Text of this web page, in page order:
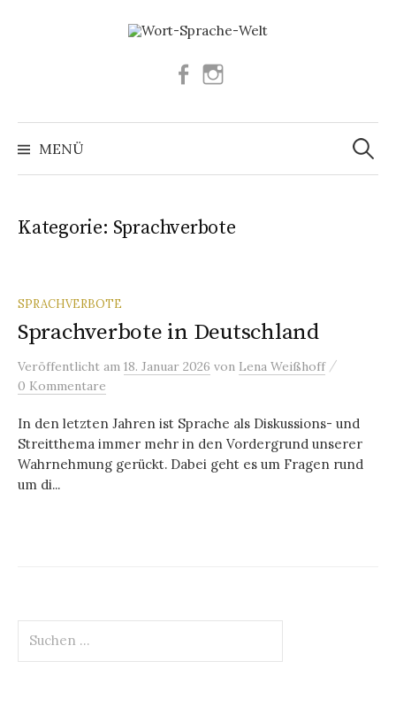
Facebook
MENÜ
Suchen
nach:
Kategorie: Sprachverbote
SPRACHVERBOTE
Sprachverbote in Deutschland
Veröffentlicht am 18. Januar 2026 von Lena Weißhoff /
0 Kommentare
In den letzten Jahren ist Sprache als Diskussions- und
Streitthema immer mehr in den Vordergrund unserer
Wahrnehmung gerückt. Dabei geht es um Fragen rund
um di...
nach: